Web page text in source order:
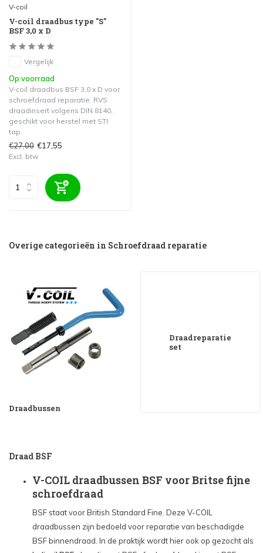
V-coil
V-coil draadbus type "S"
BSF 3,0 x D
Vergelijk
Op voorraad
V-coil draadbus BSF 3,0 x D voor
schroefdraad reparatie. RVS
draadinsert volgens DIN 8140,
geschikt voor herstel met STI
tap.
€27,00 €17,55
Excl. btw
Overige categorieën in Schroefdraad reparatie
Draadbussen
Draadreparatie
set
Draad BSF
V-COIL draadbussen BSF voor Britse fijne
schroefdraad
BSF staat voor British Standard Fine. Deze V-COIL
draadbussen zijn bedoeld voor reparatie van beschadigde
BSF binnendraad. In de praktijk wordt hier ook op gezocht als